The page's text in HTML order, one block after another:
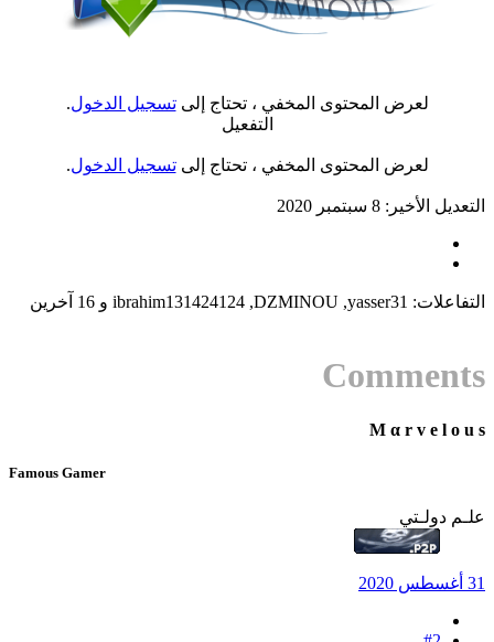
لعرض المحتوى المخفي ، تحتاج إلىتسجيل الدخول.
التفعيل
لعرض المحتوى المخفي ، تحتاج إلىتسجيل الدخول.​
التعديل الأخير: 8 سبتمبر 2020
التفاعلات: yasser31
,
DZMINOU
,
ibrahim131424124 و 16 آخرين
Comments
M α r v e l o u s
Famous Gamer
علـم دولـتي
31 أغسطس 2020